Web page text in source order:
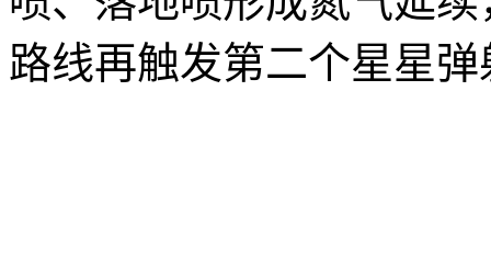
路线再触发第二个星星